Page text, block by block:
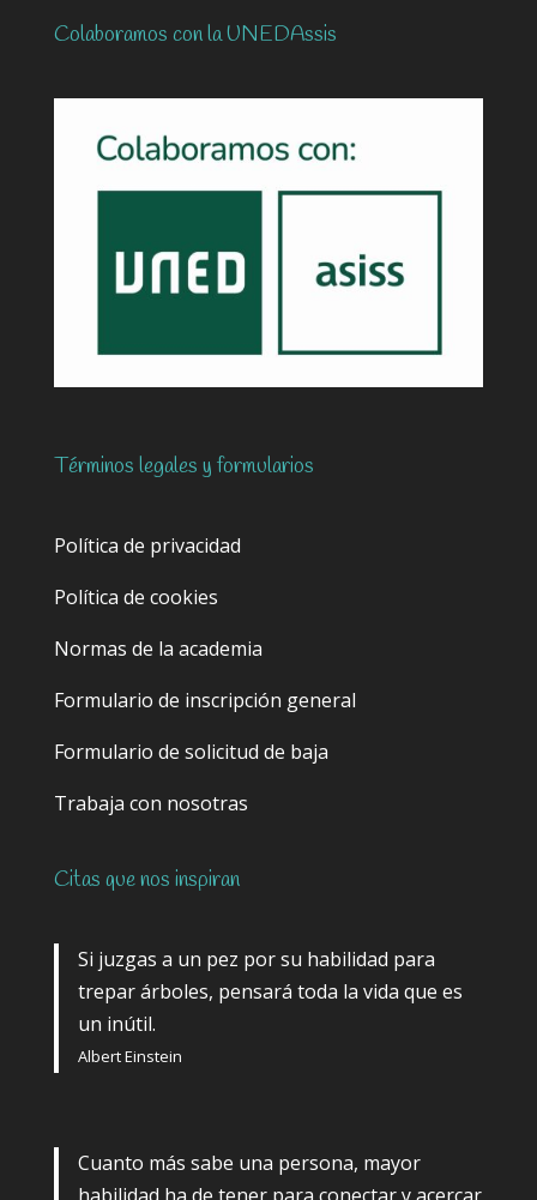
Colaboramos con la UNEDAssis
Términos legales y formularios
Política de privacidad
Política de cookies
Normas de la academia
Formulario de inscripción general
Formulario de solicitud de baja
Trabaja con nosotras
Citas que nos inspiran
Si juzgas a un pez por su habilidad para
trepar árboles, pensará toda la vida que es
un inútil.
Albert Einstein
Cuanto más sabe una persona, mayor